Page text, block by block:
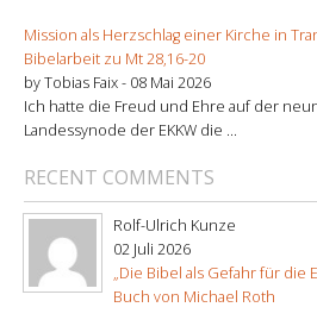
Mission als Herzschlag einer Kirche in
Bibelarbeit zu Mt 28,16-20
by Tobias Faix - 08 Mai 2026
Ich hatte die Freud und Ehre auf der
Landessynode der EKKW die ...
RECENT COMMENTS
Rolf-Ulrich Kunze
02 Juli 2026
„Die Bibel als Gefahr für die
Buch von Michael Roth